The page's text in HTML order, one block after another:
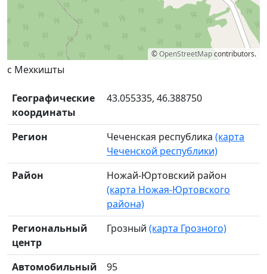
©OpenStreetMapcontributors.
с Мехкишты
Географические
координаты
43.055335, 46.388750
Регион Чеченская республика (карта
Чеченской республики)
Район
Ножай-Юртовский район
(карта Ножая-Юртовского
района)
Региональный
центр
Грозный (карта Грозного)
Автомобильный
95